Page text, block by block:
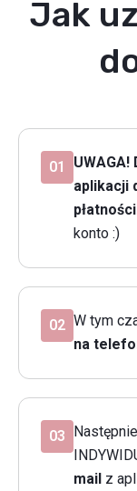
Jak
01
aplikacji
konto :)
02 W tym
na
03
mail z